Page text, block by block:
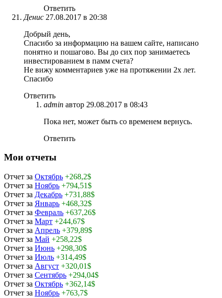
Ответить
Денис 27.08.2017 в 20:38
Добрый день,
Спасибо за информацию на вашем сайте, написано
понятно и пошагово. Вы до сих пор занимаетесь
инвестированием в памм счета?
Не вижу комментариев уже на протяжении 2х лет.
Спасибо
Ответить
admin автор 29.08.2017 в 08:43
Пока нет, может быть со временем вернусь.
Ответить
Мои отчеты
Отчет за Октябрь +268,2$
Отчет за Ноябрь +794,51$
Отчет за Декабрь +731,88$
Отчет за Январь +468,32$
Отчет за Февраль +637,26$
Отчет за Март +244,67$
Отчет за Апрель +379,89$
Отчет за Май +258,22$
Отчет за Июнь +298,30$
Отчет за Июль +314,49$
Отчет за Август +320,01$
Отчет за Сентябрь +294,04$
Отчет за Октябрь +362,14$
Отчет за Ноябрь +763,7$